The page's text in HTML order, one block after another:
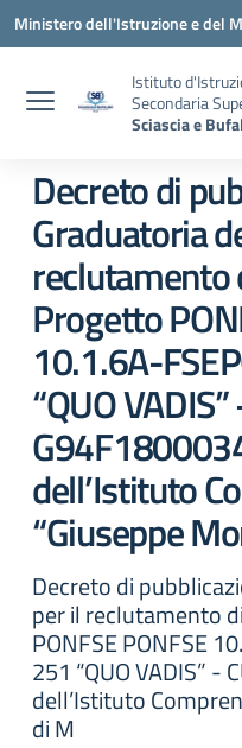
Vai ai contenuti
Vai al menu di navigazione
Vai al footer
Ministero dell'Istruzione e del
Istituto
Secondaria
Sciascia e
Decreto di
Graduatoria
reclutamento
Progetto
10.1.6A-
“QUO
dell’Istituto
“Giuseppe
Decreto di
per il reclutamento
PONFSE PONFSE
251 “QUO VADIS” -
dell’Istituto
di M